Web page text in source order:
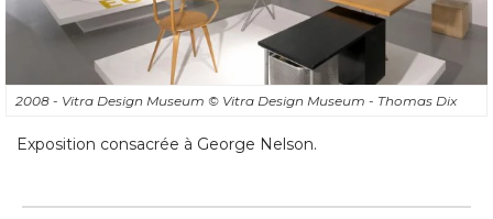
2008 - Vitra Design Museum © Vitra Design Museum - Thomas Dix
Exposition consacrée à George Nelson.